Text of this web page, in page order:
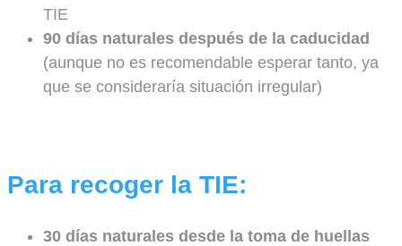
TIE
90 días naturales después de la caducidad
(aunque no es recomendable esperar tanto, ya
que se consideraría situación irregular)
Para recoger la TIE:
30 días naturales desde la toma de huellas